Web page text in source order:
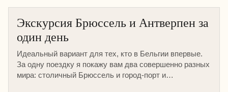
Экскурсия Брюссель и Антверпен за
один день
Идеальный вариант для тех, кто в Бельгии впервые.
За одну поездку я покажу вам два совершенно разных
мира: столичный Брюссель и город-порт и